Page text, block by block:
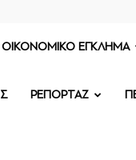
OIKONOMIKO ΕΓΚΛΗΜΑ
ΡΕΠΟΡΤΑΖ